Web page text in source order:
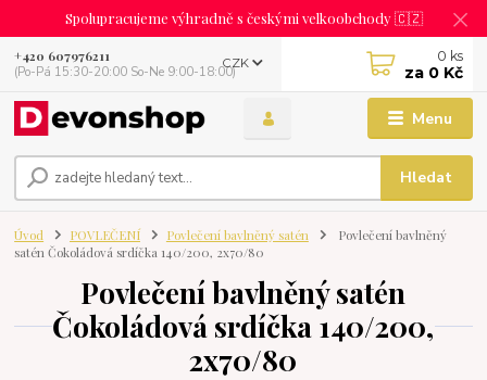
Spolupracujeme výhradně s českými velkoobchody 🇨🇿
Menu
CZK
Hledat
+420 607976211
(Po-Pá 15:30-20:00 So-Ne 9:00-18:00)
0 ks
za 0 Kč
Úvod POVLEČENÍ Povlečení bavlněný satén
Povlečení bavlněný
satén Čokoládová srdíčka 140/200, 2x70/80
Povlečení bavlněný satén
Čokoládová srdíčka 140/200,
2x70/80